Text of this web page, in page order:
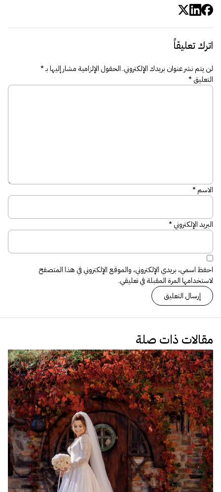
اترك تعليقاً
لن يتم نشر عنوان بريدك الإلكتروني.الحقول الإلزامية مشار إليها بـ*
التعليق*
الاسم*
البريد الإلكتروني*
احفظ اسمي، بريدي الإلكتروني، والموقع الإلكتروني في هذا المتصفح
لاستخدامها المرة المقبلة في تعليقي.
مقالات ذات صلة